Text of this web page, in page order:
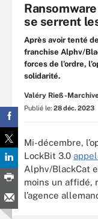
se serrent
Après avoir tenté
franchise Alphv/
forces de l’ordre,
solidarité.
Valéry Rieß-
Publié le: 28 déc. 2023
Mi-décembre,
LockBit 3.0
Alphv/BlackCat
moins un affidé,
l’agence